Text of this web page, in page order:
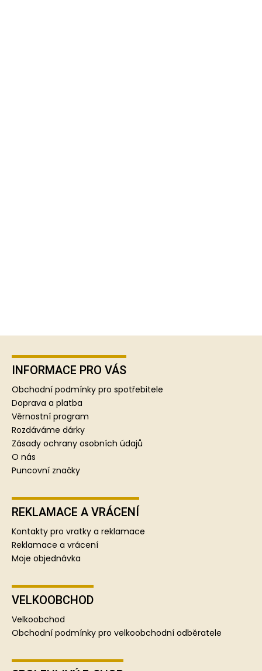
INFORMACE PRO VÁS
Obchodní podmínky pro spotřebitele
Doprava a platba
Věrnostní program
Rozdáváme dárky
Zásady ochrany osobních údajů
O nás
Puncovní značky
REKLAMACE A VRÁCENÍ
Kontakty pro vratky a reklamace
Reklamace a vrácení
Moje objednávka
VELKOOBCHOD
Velkoobchod
Obchodní podmínky pro velkoobchodní odběratele